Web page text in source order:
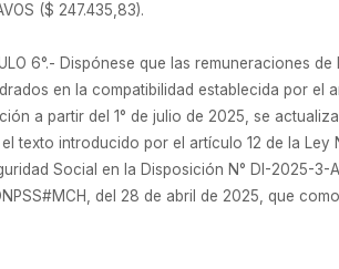
($ 247.435,83).
6°.- Dispónese que las remuneraciones
en la compatibilidad establecida por el
a partir del 1° de julio de 2025, se
texto introducido por el artículo 12 de la
Social en la Disposición N° DI-2025-
del 28 de abril de 2025, que